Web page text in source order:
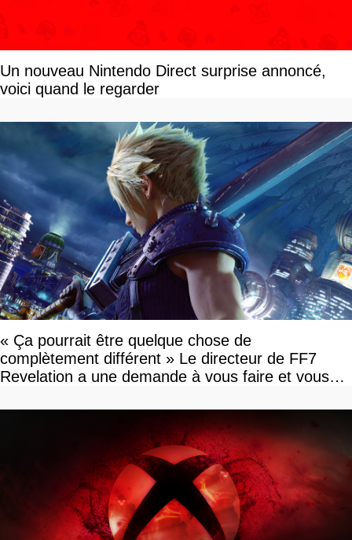
Un nouveau Nintendo Direct surprise annoncé,
voici quand le regarder
« Ça pourrait être quelque chose de
complètement différent » Le directeur de FF7
Revelation a une demande à vous faire et vous